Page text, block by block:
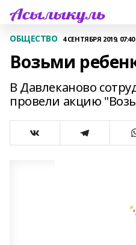
ОБЩЕСТВО 4 СЕНТЯБРЯ 2019, 07:40
Возьми
В Давлеканово
провели акцию